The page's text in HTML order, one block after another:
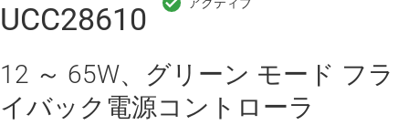
UCC28610
12 ～ 65W、グリーン モード フラ
イバック電源コントローラ